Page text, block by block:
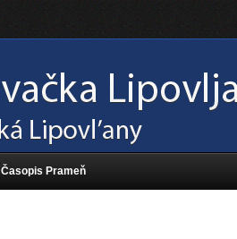
Časopis Prameň